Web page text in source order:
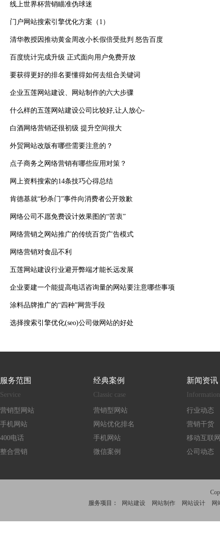
线上世界杯营销瞄准伪球迷
门户网站搜索引擎优化方案（1）
清华教授因推动黄金周改小长假倍受批判 怒告百度
百度统计完成升级 正式面向用户免费开放
要获得更好的排名要懂得如何去组合关键词
企业五莲网站建设、网站制作的六大步骤
什么样的五莲网站建设公司比较好,让人放心-
白酒网络营销还很初级 提升空间很大
外贸网站改版有哪些需要注意的？
点子商务之网络营销有哪些应用对策？
网上资料搜索的14条技巧心得总结
肯德基就“秒杀门”事件向消费者公开致歉
网络公司不愿免费设计效果图的“苦衷”
网络营销之网站推广的传统百货广告模式
网络营销对食品不利
五莲网站建设行业避开弊端才能长远发展
企业要建一个能提高电话咨询量的网站要注意哪些事项
涂料品牌推广的“四种”网营手段
选择搜索引擎优化(seo)公司做网站的好处
服务范围
Service
营销型网站
手机网站
400电话
整合营销
经典案例
Classic case
营销型网站
网站优化排名
手机网站
微信案例
新闻资讯
Information
行业动态
营销干货
移动互联
公司动态
服务项目：
网站建设 网站制作 网站设计 网